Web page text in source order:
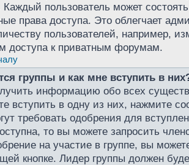
пользователь может
права доступа. Это облегчает
пользователей, например,
доступа к приватным форумам.
группы и как мне вступить в
информацию обо всех
вступить в одну из них, нажмите
требовать одобрения для
то вы можете запросить
на участие в группе, вы
кнопке. Лидер группы должен